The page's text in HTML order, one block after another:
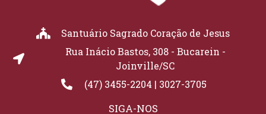
Santuário Sagrado Coração de Jesus
Rua Inácio Bastos, 308 - Bucarein -
Joinville/SC
(47) 3455-2204 | 3027-3705
SIGA-NOS